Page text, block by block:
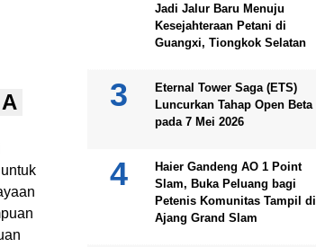
A
Jadi Jalur Baru Menuju
Kesejahteraan Petani di
Guangxi, Tiongkok Selatan
Eternal Tower Saga (ETS)
Luncurkan Tahap Open Beta
pada 7 Mei 2026
Haier Gandeng AO 1 Point
Slam, Buka Peluang bagi
Petenis Komunitas Tampil di
Ajang Grand Slam